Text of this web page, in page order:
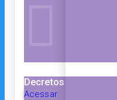
Decretos
Acessar